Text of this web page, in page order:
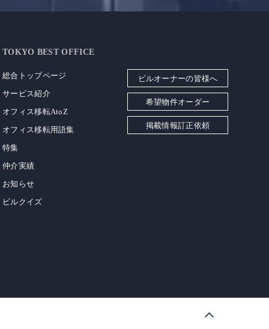
TOKYO BEST OFFICE
総合トップページ
サービス紹介
オフィス移転AtoZ
オフィス移転用語集
特集
仲介実績
お知らせ
ビルクイズ
ビルオーナーの皆様へ
希望物件オーダー
掲載情報訂正依頼